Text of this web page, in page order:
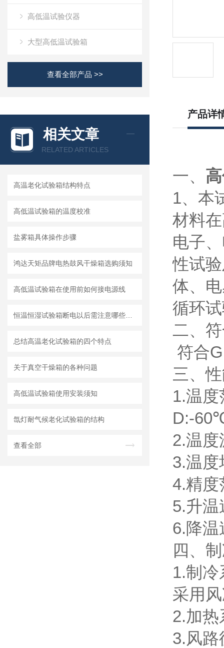
高低温试验仪器
大型高低温试验箱
查看全部产品 >>
相关文章
RELATED ARTICLES
高温老化试验箱结构特点
高低温试验箱的温度校准
盐雾箱具体操作步骤
鸿达天矩品牌电热鼓风干燥箱选购须知
高低温试验箱在使用前如何接电源线
总结高温老化试验箱的四个特点
关于真空干燥箱的各种问题
高低温试验箱使用安装须知
氙灯耐气候老化试验箱的结构
查看全部
产品详
一、
1、本
材料
电子
性试
体、
循环
二、
符合
三、
1.温
D:-
2.温
3.温
4.精
5.升
6.降
四、
1.制
采用
2.加
3.风